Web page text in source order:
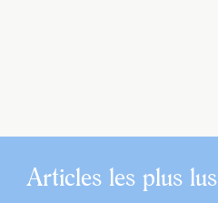
Articles les plus lus